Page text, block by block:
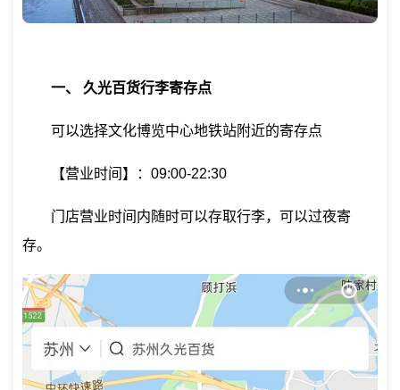
一、 久光百货行李寄存点
可以选择文化博览中心地铁站附近的寄存点
【营业时间】：09:00-22:30
门店营业时间内随时可以存取行李，可以过夜寄
存。